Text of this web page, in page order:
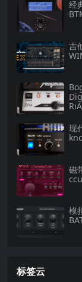
经
吉
现
磁
模
标签云